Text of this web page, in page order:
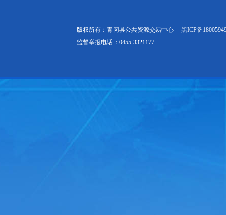
版权所有：青冈县公共资源交易中心 黑ICP备
监督举报电话：0455-3321177